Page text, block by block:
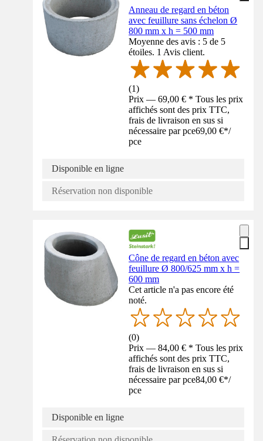
Anneau de regard en béton
avec feuillure sans échelon Ø
800 mm x h = 500 mm
Moyenne des avis : 5 de 5
étoiles. 1 Avis client.
(1)
Prix — 69,00 € * Tous les prix
affichés sont des prix TTC,
frais de livraison en sus si
nécessaire par pce69,00 €*/
pce
Disponible en ligne
Réservation non disponible
Cône de regard en béton avec
feuillure Ø 800/625 mm x h =
600 mm
Cet article n'a pas encore été
noté.
(0)
Prix — 84,00 € * Tous les prix
affichés sont des prix TTC,
frais de livraison en sus si
nécessaire par pce84,00 €*/
pce
Disponible en ligne